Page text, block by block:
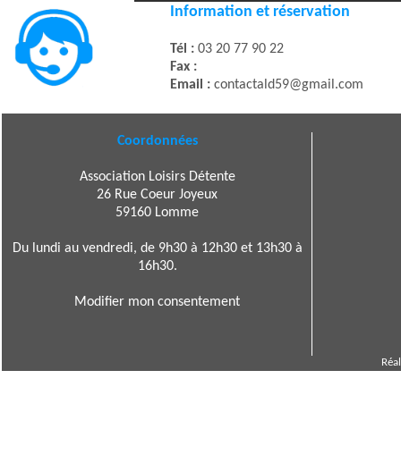
Information et réservation
Tél : 03 20 77 90 22
Fax :
Email : contactald59@gmail.com
Coordonnées
Association Loisirs Détente
26 Rue Coeur Joyeux
59160 Lomme
Du lundi au vendredi, de 9h30 à 12h30 et 13h30 à
16h30.
Modifier mon consentement